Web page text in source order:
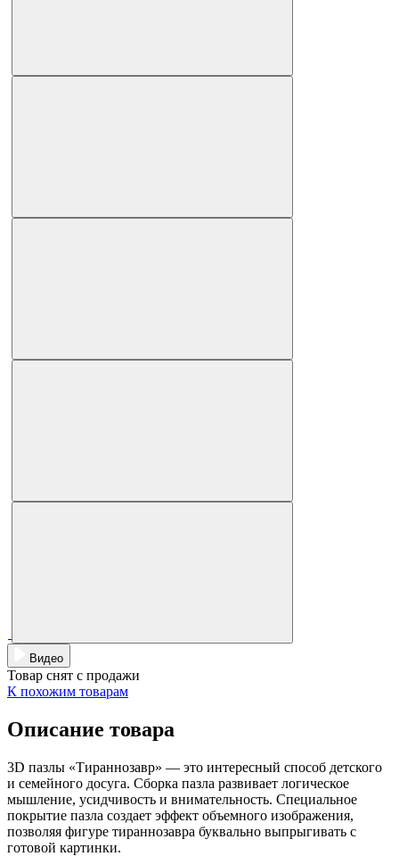
Видео
Товар снят с продажи
К похожим товарам
Описание товара
3D пазлы «Тираннозавр» — это интересный способ детского
и семейного досуга. Сборка пазла развивает логическое
мышление, усидчивость и внимательность. Специальное
покрытие пазла создает эффект объемного изображения,
позволяя фигуре тираннозавра буквально выпрыгивать с
готовой картинки.